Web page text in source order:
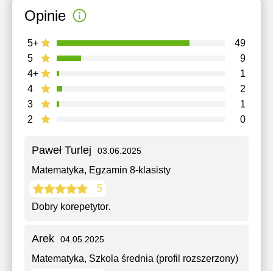
Opinie
2 0
3 1
4 2
4+ 1
5 9
5+ 49
Paweł Turlej 03.06.2025
Matematyka, Egzamin 8-klasisty
5
Dobry korepetytor.
Arek 04.05.2025
Matematyka, Szkola średnia (profil rozszerzony)